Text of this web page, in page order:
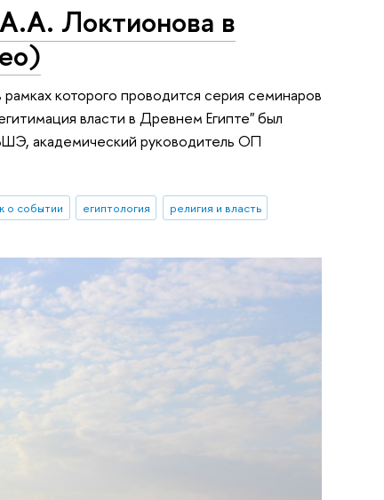
Локтионова в
которого проводится серия семинаров
власти в Древнем Египте" был
академический руководитель ОП
о событии египтология религия и власть